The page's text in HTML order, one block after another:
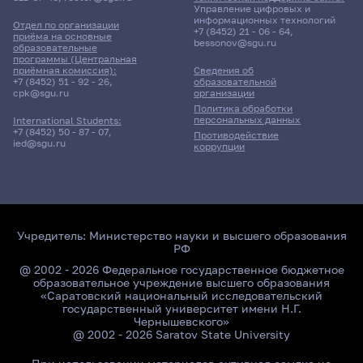
Отдел по организации
приёма на основные
образовательные
программы (Центральная
приёмная комиссия):
+7 (8452) 51 - 92 - 26,
cpk@sgu.ru
International Students:
+7 (8452) 50 - 87 - 07,
ied@sgu.ru
Сведения об
образовательной
организации
Политика обработки
персональных данных
Противодействие
коррупции
Управление цифровых и
информационных технологий
+7 (8452) 21 - 06 - 64,
bessonov@sgu.ru
Учредитель: Министерство науки и высшего образования
РФ
@ 2002 - 2026 Федеральное государственное бюджетное
образовательное учреждение высшего образования
«Саратовский национальный исследовательский
государственный университет имени Н.Г.
Чернышевского»
@ 2002 - 2026 Saratov State University